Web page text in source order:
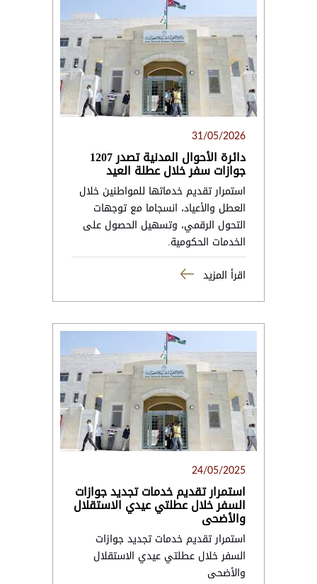
31/05/2026
دائرة الأحوال المدنية تصدر 1207
جوازات سفر خلال عطلة العيد
استمرار تقديم خدماتها للمواطنين خلال
العطل والأعياد، انسجاما مع توجهات
التحول الرقمي، وتسهيل الحصول على
الخدمات الحكومية.
اقرأ المزيد
24/05/2025
استمرار تقديم خدمات تجديد جوازات
السفر خلال عطلتي عيدي الاستقلال
والأضحى
استمرار تقديم خدمات تجديد جوازات
السفر خلال عطلتي عيدي الاستقلال
والأضحى